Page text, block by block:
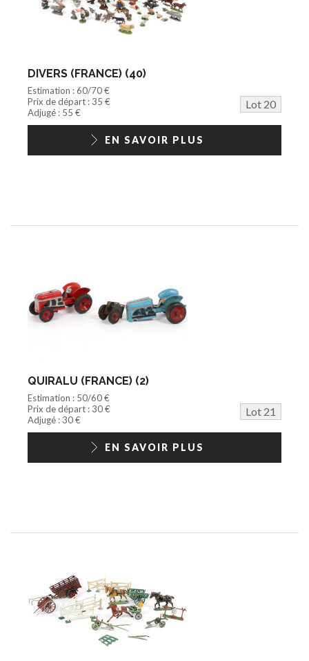
DIVERS (FRANCE) (40)
Estimation : 60/70 €
Prix de départ : 35 €
Lot 20
Adjugé : 55 €
EN SAVOIR PLUS
QUIRALU (FRANCE) (2)
Estimation : 50/60 €
Prix de départ : 30 €
Lot 21
Adjugé : 30 €
EN SAVOIR PLUS